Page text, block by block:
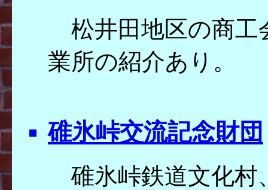
松井田地区の商工
業所の紹介あり。
碓氷峠交流記念財団
碓氷峠鉄道文化村